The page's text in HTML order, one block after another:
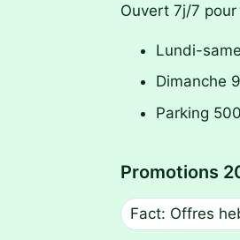
Ouvert 7j/7
Lundi-
Dimanche
Parking
Promotions
Fact: Offres